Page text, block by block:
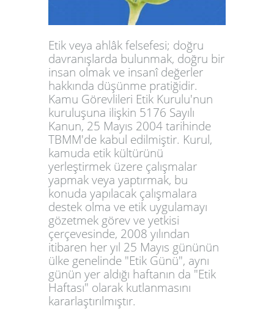
Etik veya ahlâk felsefesi; doğru
davranışlarda bulunmak, doğru bir
insan olmak ve insanî değerler
hakkında düşünme pratiğidir.
Kamu Görevlileri Etik Kurulu'nun
kuruluşuna ilişkin 5176 Sayılı
Kanun, 25 Mayıs 2004 tarihinde
TBMM'de kabul edilmiştir. Kurul,
kamuda etik kültürünü
yerleştirmek üzere çalışmalar
yapmak veya yaptırmak, bu
konuda yapılacak çalışmalara
destek olma ve etik uygulamayı
gözetmek görev ve yetkisi
çerçevesinde, 2008 yılından
itibaren her yıl 25 Mayıs gününün
ülke genelinde "Etik Günü", aynı
günün yer aldığı haftanın da "Etik
Haftası" olarak kutlanmasını
kararlaştırılmıştır.